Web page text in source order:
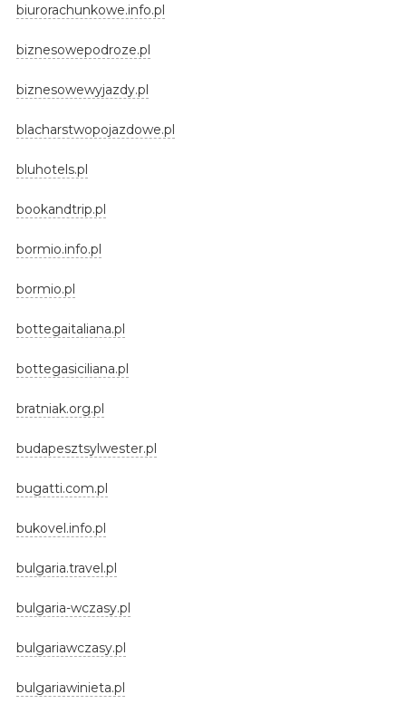
biurorachunkowe.info.pl
biznesowepodroze.pl
biznesowewyjazdy.pl
blacharstwopojazdowe.pl
bluhotels.pl
bookandtrip.pl
bormio.info.pl
bormio.pl
bottegaitaliana.pl
bottegasiciliana.pl
bratniak.org.pl
budapesztsylwester.pl
bugatti.com.pl
bukovel.info.pl
bulgaria.travel.pl
bulgaria-wczasy.pl
bulgariawczasy.pl
bulgariawinieta.pl